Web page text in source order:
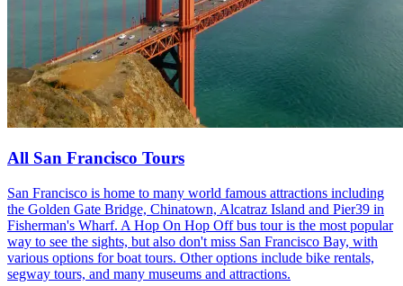
All San Francisco Tours
San Francisco is home to many world famous attractions including
the Golden Gate Bridge, Chinatown, Alcatraz Island and Pier39 in
Fisherman's Wharf. A Hop On Hop Off bus tour is the most popular
way to see the sights, but also don't miss San Francisco Bay, with
various options for boat tours. Other options include bike rentals,
segway tours, and many museums and attractions.